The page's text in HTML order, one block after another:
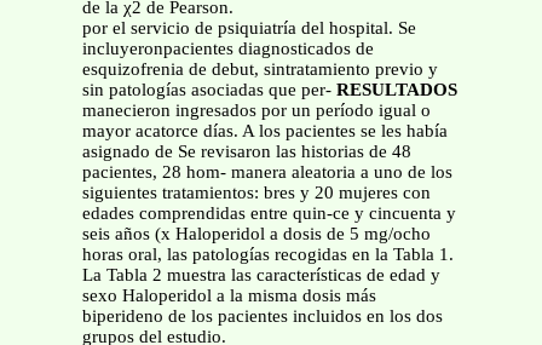
de la χ2 de Pearson.
por el servicio de psiquiatría del hospital. Se
incluyeronpacientes diagnosticados de
esquizofrenia de debut, sintratamiento previo y
sin patologías asociadas que per- RESULTADOS
manecieron ingresados por un período igual o
mayor acatorce días. A los pacientes se les había
asignado de Se revisaron las historias de 48
pacientes, 28 hom- manera aleatoria a uno de los
siguientes tratamientos: bres y 20 mujeres con
edades comprendidas entre quin-ce y cincuenta y
seis años (x Haloperidol a dosis de 5 mg/ocho
horas oral, las patologías recogidas en la Tabla 1.
La Tabla 2 muestra las características de edad y
sexo Haloperidol a la misma dosis más
biperideno de los pacientes incluidos en los dos
grupos del estudio.